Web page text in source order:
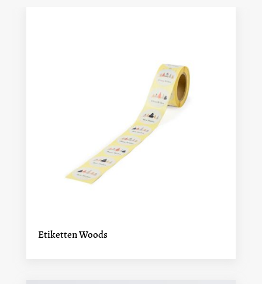
Etiketten Woods